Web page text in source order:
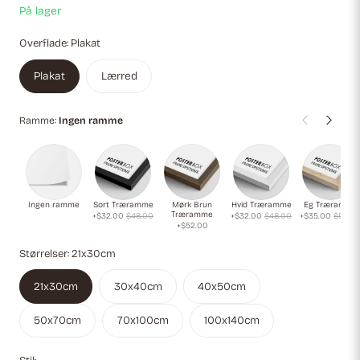
På lager
Overflade: Plakat
Plakat Lærred
Ramme: Ingen ramme
Ingen ramme
Sort Træramme
+$32.00 $48.00
Mørk Brun
Træramme
+$52.00
Hvid Træramme
+$32.00 $48.00
Eg Træramme
+$35.00 $52.00
Størrelser:21x30cm
21x30cm 30x40cm 40x50cm
50x70cm 70x100cm 100x140cm